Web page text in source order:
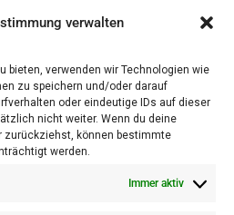
verwalten
bieten, verwenden wir Technologien wie
zu speichern und/oder darauf
oder eindeutige IDs auf dieser
nicht weiter. Wenn du deine
können bestimmte
werden.
Immer aktiv